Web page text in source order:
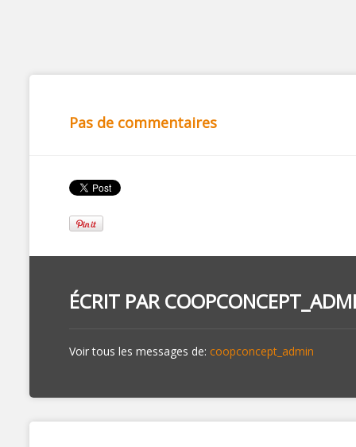
Pas de commentaires
ÉCRIT PAR
Voir tous les messages de: coopconcept_admin